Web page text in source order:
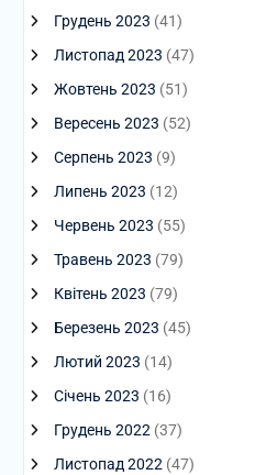
Грудень 2023 (41)
Листопад 2023 (47)
Жовтень 2023 (51)
Вересень 2023 (52)
Серпень 2023 (9)
Липень 2023 (12)
Червень 2023 (55)
Травень 2023 (79)
Квітень 2023 (79)
Березень 2023 (45)
Лютий 2023 (14)
Січень 2023 (16)
Грудень 2022 (37)
Листопад 2022 (47)